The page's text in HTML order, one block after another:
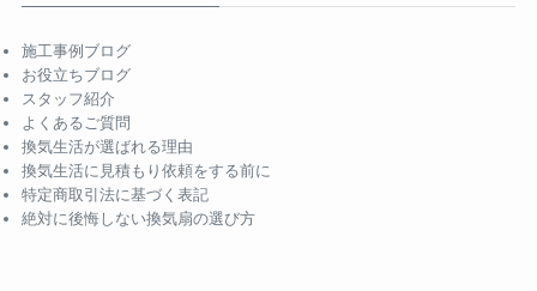
施工事例ブログ
お役立ちブログ
スタッフ紹介
よくあるご質問
換気生活が選ばれる理由
換気生活に見積もり依頼をする前に
特定商取引法に基づく表記
絶対に後悔しない換気扇の選び方